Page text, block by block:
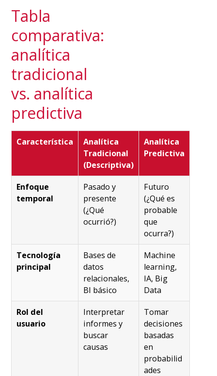
Tabla
comparativa:
analítica
tradicional
vs. analítica
predictiva
Característica
Analítica
Tradicional
(Descriptiva)
Analítica
Predictiva
Enfoque
temporal
Pasado y
presente
(¿Qué
ocurrió?)
Futuro
(¿Qué es
probable
que
ocurra?)
Tecnología
principal
Bases de
datos
relacionales,
BI básico
Machine
learning,
IA, Big
Data
Rol del
usuario
Interpretar
informes y
buscar
causas
Tomar
decisiones
basadas
en
probabilid
ades